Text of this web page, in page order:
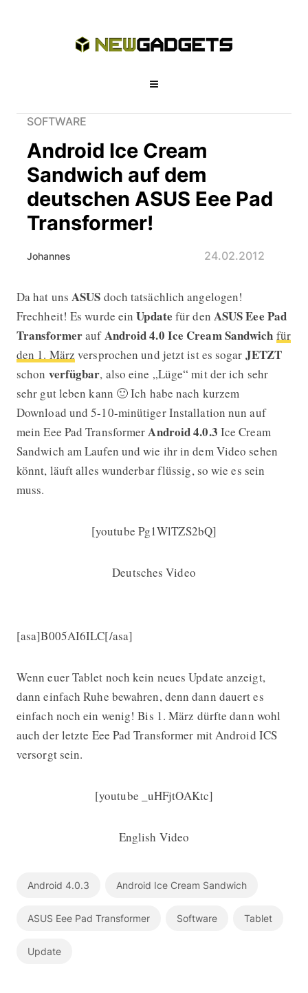
SOFTWARE
Android Ice Cream
Sandwich auf dem
deutschen ASUS Eee Pad
Transformer!
Johannes 24.02.2012
Android Ice Cream Sandwich auf
Da hat uns ASUS doch tatsächlich angelogen!
Frechheit! Es wurde einUpdate für den ASUS Eee Pad
TransformeraufAndroid 4.0 Ice Cream Sandwich für
den 1. März versprochen und jetzt ist es sogar JETZT
schon verfügbar, also eine „Lüge“ mit der ich sehr
sehr gut leben kann 🙂 Ich habe nach kurzem
Download und 5-10-minütiger Installation nun auf
mein Eee Pad TransformerAndroid 4.0.3 Ice Cream
Sandwich am Laufen und wie ihr in dem Video sehen
könnt, läuft alles wunderbar flüssig, so wie es sein
muss.
[youtube Pg1WlTZS2bQ]
Deutsches Video
[asa]B005AI6ILC[/asa]
Wenn euer Tablet noch kein neues Update anzeigt,
dann einfach Ruhe bewahren, denn dann dauert es
einfach noch ein wenig! Bis 1. März dürfte dann wohl
auch der letzte Eee Pad Transformer mit Android ICS
versorgt sein.
[youtube _uHFjtOAKtc]
English Video
Android 4.0.3 Android Ice Cream Sandwich
ASUS Eee Pad Transformer Software Tablet
Update